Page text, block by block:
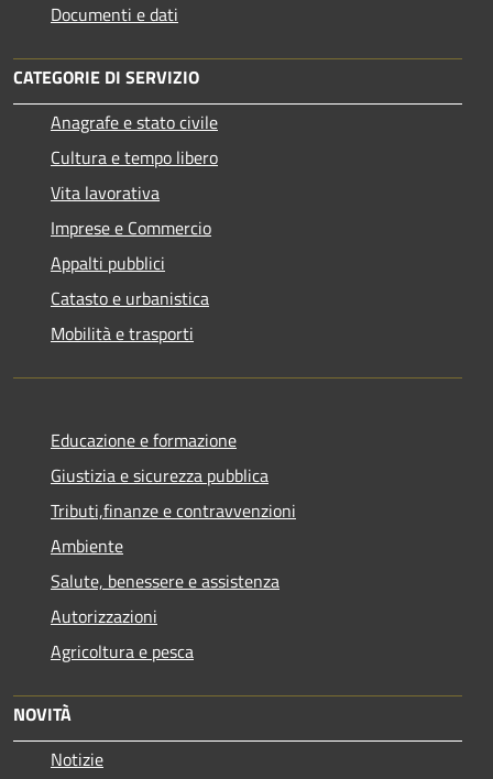
Documenti e dati
CATEGORIE DI SERVIZIO
Anagrafe e stato civile
Cultura e tempo libero
Vita lavorativa
Imprese e Commercio
Appalti pubblici
Catasto e urbanistica
Mobilità e trasporti
Educazione e formazione
Giustizia e sicurezza pubblica
Tributi,finanze e contravvenzioni
Ambiente
Salute, benessere e assistenza
Autorizzazioni
Agricoltura e pesca
NOVITÀ
Notizie